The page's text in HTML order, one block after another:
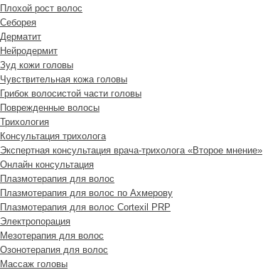
Плохой рост волос
Cеборея
Дерматит
Нейродермит
Зуд кожи головы
Чувствительная кожа головы
Грибок волосистой части головы
Поврежденные волосы
Трихология
Консультация трихолога
Экспертная консультация врача-трихолога «Второе мнение»
Онлайн консультация
Плазмотерапия для волос
Плазмотерапия для волос по Ахмерову
Плазмотерапия для волос Cortexil PRP
Электропорация
Мезотерапия для волос
Озонотерапия для волос
Массаж головы